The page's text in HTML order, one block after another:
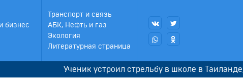
бизнес
Транспорт и связь
АБК, Нефть и газ
Экология
Литературная страница
Ученик устроил стрельбу в школе в Таиланде,